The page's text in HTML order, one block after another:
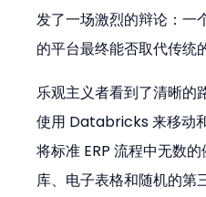
发了一场激烈的辩论：一
的平台最终能否取代传统
乐观主义者看到了清晰的
使用 Databricks 来移动
将标准 ERP 流程中无数
库、电子表格和随机的